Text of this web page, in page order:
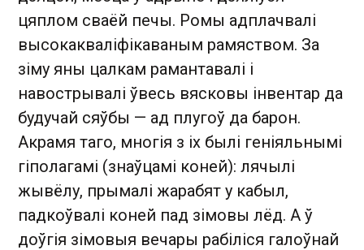
цяплом сваёй печы. Ромы адплачвалі
высокакваліфікаваным рамяством. За
зіму яны цалкам рамантавалі і
навострывалі ўвесь вясковы інвентар да
будучай сяўбы — ад плугоў да барон.
Акрамя таго, многія з іх былі геніяльнымі
гіполагамі (знаўцамі коней): лячылі
жывёлу, прымалі жарабят у кабыл,
падкоўвалі коней пад зімовы лёд. А ў
доўгія зімовыя вечары рабіліся галоўнай